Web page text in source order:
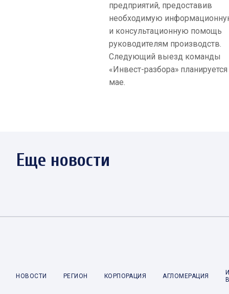
предприятий, предоставив
необходимую
и консультационную помощь
руководителям производств.
Следующий выезд команды
«Инвест-разбора»
мае.
Еще новости
НОВОСТИ РЕГИОН КОРПОРАЦИЯ АГЛОМЕРАЦИЯ